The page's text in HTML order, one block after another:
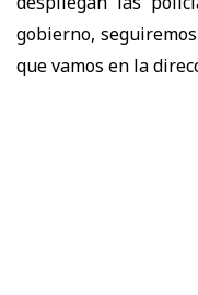
gobierno,
que vamos en la